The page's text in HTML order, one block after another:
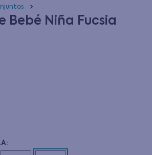
Bebé Niña Fucsia